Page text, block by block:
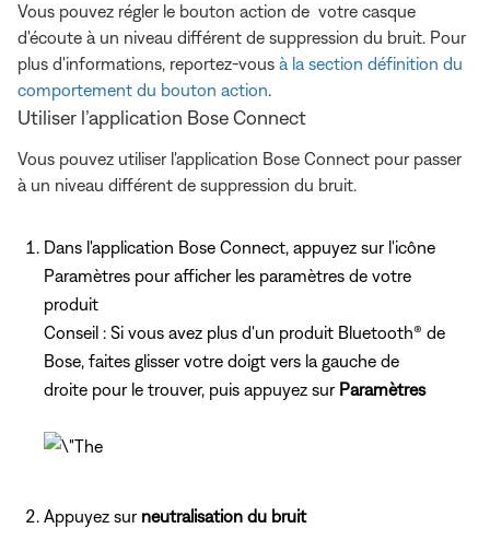
Vous pouvez régler le bouton action de votre casque
d'écoute à un niveau différent de suppression du bruit. Pour
plus d'informations, reportez-vous à la section définition du
comportement du bouton action.
Utiliser l’application Bose Connect
Vous pouvez utiliser l'application Bose Connect pour passer
à un niveau différent de suppression du bruit.
Dans l'application Bose Connect, appuyez sur l'icône
Paramètres pour afficher les paramètres de votre
produit
Conseil : Si vous avez plus d'un produit Bluetooth® de
Bose, faites glisser votre doigt vers la gauche de
droite pour le trouver, puis appuyez sur Paramètres
Appuyez sur neutralisation du bruit